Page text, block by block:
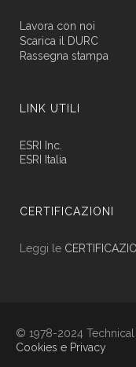
Lavora con noi
Scarica il DURC
Rassegna stampa
LINK UTILI
ESRI Inc.
ESRI Italia
CERTIFICAZIONI
Leggi le
© 1978-2024 Technical
Cookies e Privacy